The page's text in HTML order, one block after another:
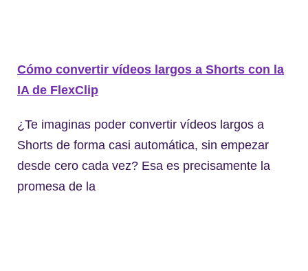
Cómo convertir vídeos largos a Shorts con la
IA de FlexClip
¿Te imaginas poder convertir vídeos largos a
Shorts de forma casi automática, sin empezar
desde cero cada vez? Esa es precisamente la
promesa de la